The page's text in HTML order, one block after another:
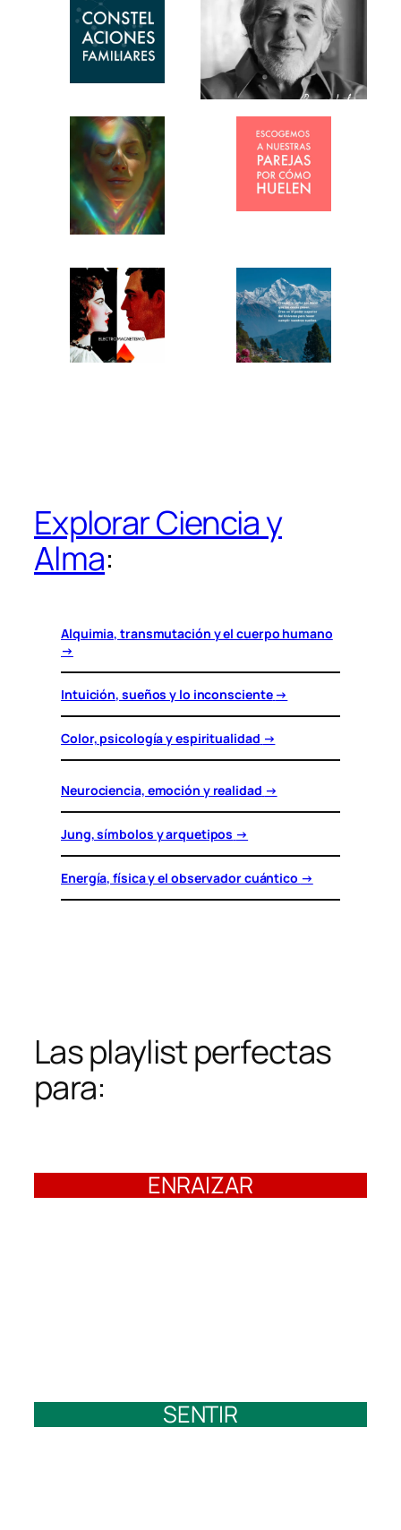
Explorar Ciencia y
Alma:
Alquimia, transmutación y el cuerpo humano
→
Intuición, sueños y lo inconsciente →
Color, psicología y espiritualidad →
Neurociencia, emoción y realidad →
Jung, símbolos y arquetipos →
Energía, física y el observador cuántico →
Las playlist perfectas
para:
ENRAIZAR
SENTIR